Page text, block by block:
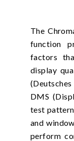
The
function
factors
display
DMS
test
and
perform